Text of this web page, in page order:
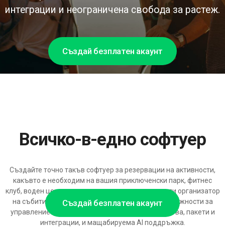
интеграции и неограничена свобода за растеж.
Създай безплатен акаунт
Създай безплатен акаунт
Всичко-в-едно софтуер
Създайте точно такъв софтуер за резервации на активности,
какъвто е необходим на вашия приключенски парк, фитнес
клуб, воден център, пешеходни преживявания или организатор
на събития — модулна платформа с богати възможности за
управление на графици, ценообразуване, членства, пакети и
интеграции, и мащабируема AI поддръжка.